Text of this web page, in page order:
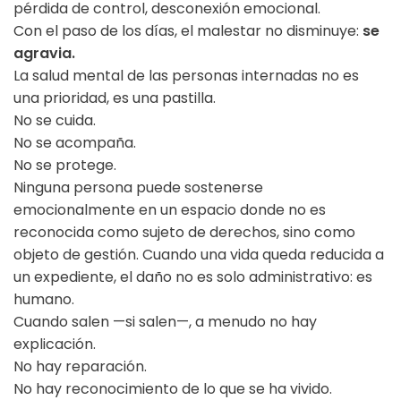
pérdida de control, desconexión emocional.
Con el paso de los días, el malestar no disminuye: se
agravia.
La salud mental de las personas internadas no es
una prioridad, es una pastilla.
No se cuida.
No se acompaña.
No se protege.
Ninguna persona puede sostenerse
emocionalmente en un espacio donde no es
reconocida como sujeto de derechos, sino como
objeto de gestión. Cuando una vida queda reducida a
un expediente, el daño no es solo administrativo: es
humano.
Cuando salen —si salen—, a menudo no hay
explicación.
No hay reparación.
No hay reconocimiento de lo que se ha vivido.